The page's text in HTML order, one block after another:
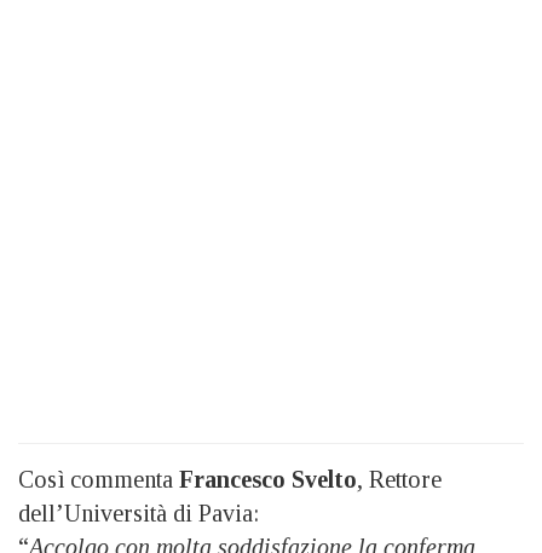
Così commenta Francesco Svelto, Rettore
dell’Università di Pavia:
“Accolgo con molta soddisfazione la conferma